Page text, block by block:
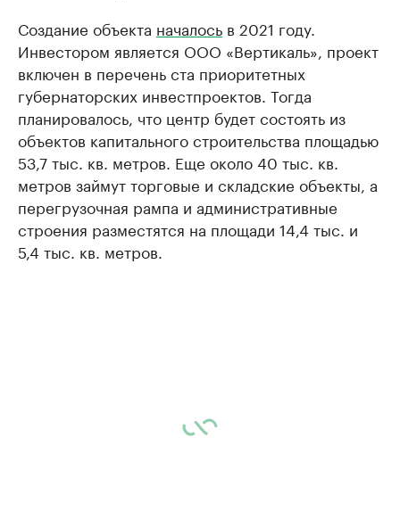
Создание объекта началось в 2021 году.
Инвестором является ООО «Вертикаль», проект
включен в перечень ста приоритетных
губернаторских инвестпроектов. Тогда
планировалось, что центр будет состоять из
объектов капитального строительства площадью
53,7 тыс. кв. метров. Еще около 40 тыс. кв.
метров займут торговые и складские объекты, а
перегрузочная рампа и административные
строения разместятся на площади 14,4 тыс. и
5,4 тыс. кв. метров.